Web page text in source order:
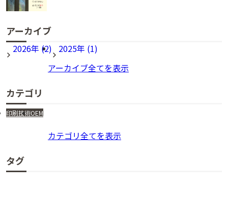
アーカイブ
2026年 (2)
2025年 (1)
アーカイブ全てを表示
カテゴリ
印刷技術OEM
カテゴリ全てを表示
タグ